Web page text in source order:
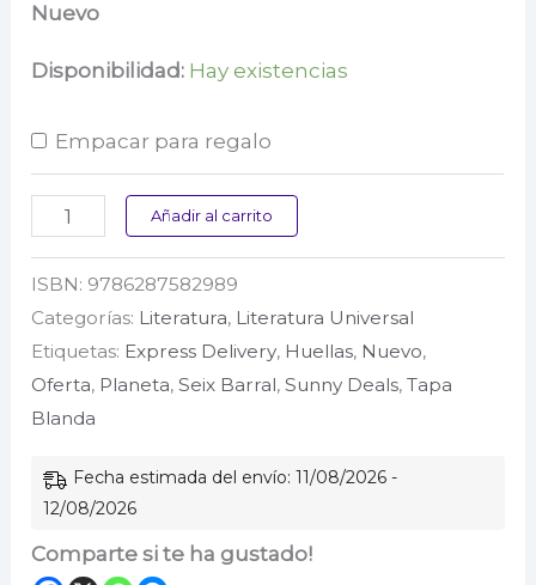
Nuevo
Disponibilidad: Hay existencias
Empacar para regalo
boca
del
lobo
cantidad
Añadir al carrito
ISBN: 9786287582989
Categorías: Literatura, Literatura Universal
Etiquetas: Express Delivery, Huellas, Nuevo,
Oferta, Planeta,Seix Barral,Sunny Deals,Tapa
Blanda
Fecha estimada del envío: 11/08/2026 -
12/08/2026
Comparte si te ha gustado!